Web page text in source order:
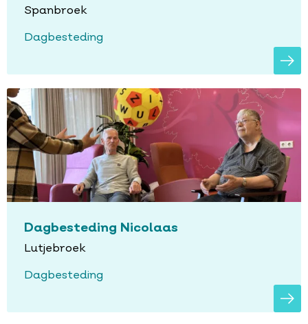
Spanbroek
Dagbesteding
Dagbesteding Nicolaas
Lutjebroek
Dagbesteding